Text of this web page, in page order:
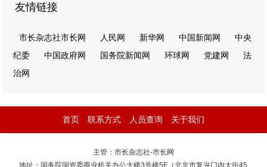
友情链接
市长杂志社市长网 人民网 新华网 中国新闻网
中央
纪委
中国政府网 国务院新闻网 环球网 党建网
法
治网
首页 联系方式 人员查询 关于我们
主管：市长杂志社-市长网
地址：国务院国资委商业机关办公大楼3号楼5F（北京市复兴门内大街45